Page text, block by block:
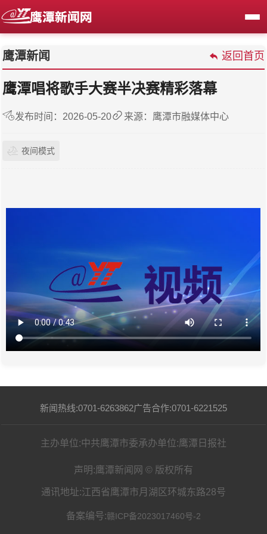
鹰潭新闻 返回首页
鹰潭唱将歌手大赛半决赛精彩落幕
发布时间：2026-05-20 来源：鹰潭市融媒体中心
夜间模式
新闻热线:0701-6263862广告合作:0701-6221525
主办单位:中共鹰潭市委承办单位:鹰潭日报社
声明:鹰潭新闻网 © 版权所有
通讯地址:江西省鹰潭市月湖区环城东路28号
备案编号:赣ICP备2023017460号-2